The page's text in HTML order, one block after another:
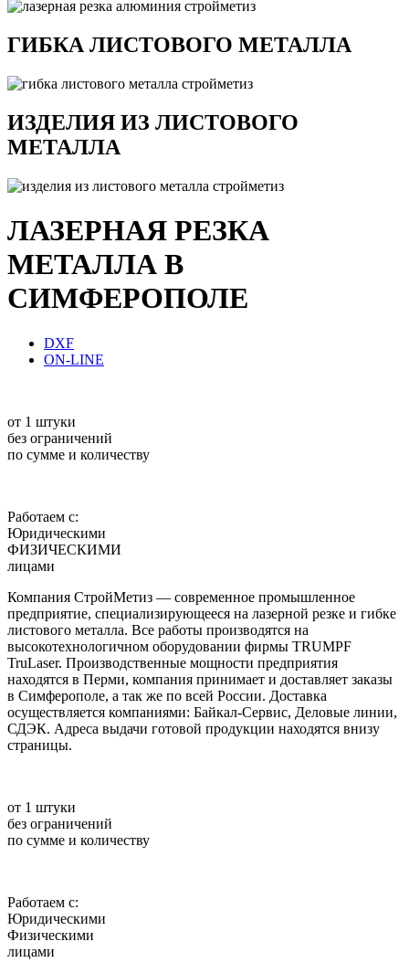
ГИБКА ЛИСТОВОГО МЕТАЛЛА
ИЗДЕЛИЯ ИЗ ЛИСТОВОГО
МЕТАЛЛА
ЛАЗЕРНАЯ РЕЗКА
МЕТАЛЛА В
СИМФЕРОПОЛЕ
DXF
ON-LINE
от 1 штуки
без ограничений
по сумме и количеству
Работаем с:
Юридическими
ФИЗИЧЕСКИМИ
лицами
Компания СтройМетиз — современное промышленное
предприятие, специализирующееся на лазерной резке и гибке
листового металла. Все работы производятся на
высокотехнологичном оборудовании фирмы TRUMPF
TruLaser. Производственные мощности предприятия
находятся в Перми, компания принимает и доставляет заказы
в Симферополе, а так же по всей России. Доставка
осуществляется компаниями: Байкал-Сервис, Деловые линии,
СДЭК. Адреса выдачи готовой продукции находятся внизу
страницы.
от 1 штуки
без ограничений
по сумме и количеству
Работаем с:
Юридическими
Физическими
лицами